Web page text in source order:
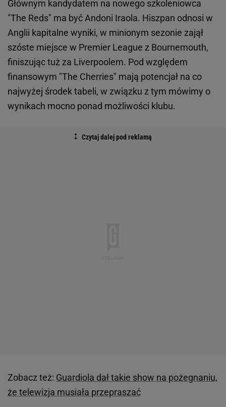
Głównym kandydatem na nowego szkoleniowca
"The Reds" ma być Andoni Iraola. Hiszpan odnosi w
Anglii kapitalne wyniki, w minionym sezonie zajął
szóste miejsce w Premier League z Bournemouth,
finiszując tuż za Liverpoolem. Pod względem
finansowym "The Cherries" mają potencjał na co
najwyżej środek tabeli, w związku z tym mówimy o
wynikach mocno ponad możliwości klubu.
Zobacz też: Guardiola dał takie show na pożegnaniu,
że telewizja musiała przepraszać